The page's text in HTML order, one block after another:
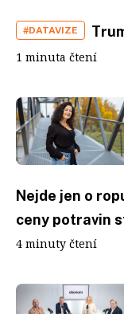
#DATAVIZE
1 minuta čtení
Nejde jen o
ceny potravin
4 minuty čtení